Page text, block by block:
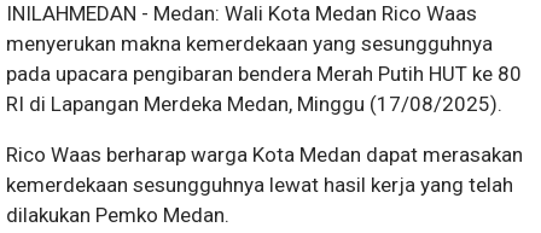
INILAHMEDAN - Medan: Wali Kota Medan Rico Waas
menyerukan makna kemerdekaan yang sesungguhnya
pada upacara pengibaran bendera Merah Putih HUT ke 80
RI di Lapangan Merdeka Medan, Minggu (17/08/2025).
Rico Waas berharap warga Kota Medan dapat merasakan
kemerdekaan sesungguhnya lewat hasil kerja yang telah
dilakukan Pemko Medan.